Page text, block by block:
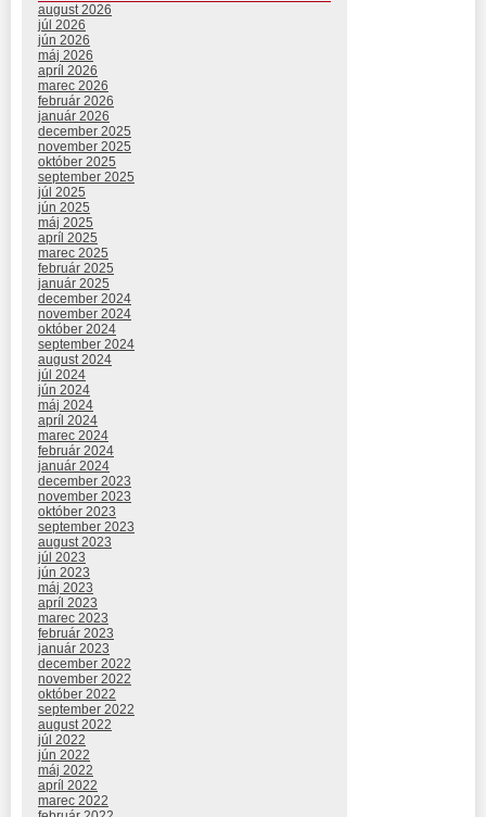
august 2026
júl 2026
jún 2026
máj 2026
apríl 2026
marec 2026
február 2026
január 2026
december 2025
november 2025
október 2025
september 2025
júl 2025
jún 2025
máj 2025
apríl 2025
marec 2025
február 2025
január 2025
december 2024
november 2024
október 2024
september 2024
august 2024
júl 2024
jún 2024
máj 2024
apríl 2024
marec 2024
február 2024
január 2024
december 2023
november 2023
október 2023
september 2023
august 2023
júl 2023
jún 2023
máj 2023
apríl 2023
marec 2023
február 2023
január 2023
december 2022
november 2022
október 2022
september 2022
august 2022
júl 2022
jún 2022
máj 2022
apríl 2022
marec 2022